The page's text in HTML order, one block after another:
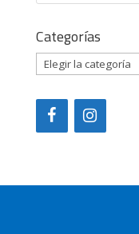
Categorías
Categorías